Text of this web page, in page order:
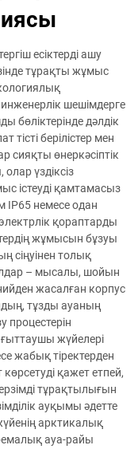
есіктерді ашу
тұрақты жұмыс
шешімдерге
бөліктерінде дәлдік
тісті берілістер мен
сияқты өнеркәсіптік
үздіксіз
істеуді қамтамасыз
IP65 немесе одан
қораптарды
жұмысын бұзуы
сіңуінен толық
– мысалы, шойын
жасалған корпус
тұзды ауаның
процестерін
жүйелері
жабық тіректерден
қажет етпей,
тұрақтылығын
ауқымы әдетте
арктикалық
ауа-райы